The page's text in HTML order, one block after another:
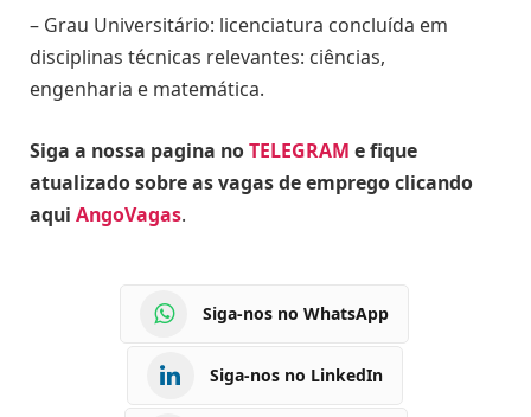
– Grau Universitário: licenciatura concluída em
disciplinas técnicas relevantes: ciências,
engenharia e matemática.
Siga a nossa pagina noTELEGRAM e fique
atualizado sobre as vagas de emprego clicando
aqui AngoVagas.
Siga-nos no WhatsApp
Siga-nos no LinkedIn